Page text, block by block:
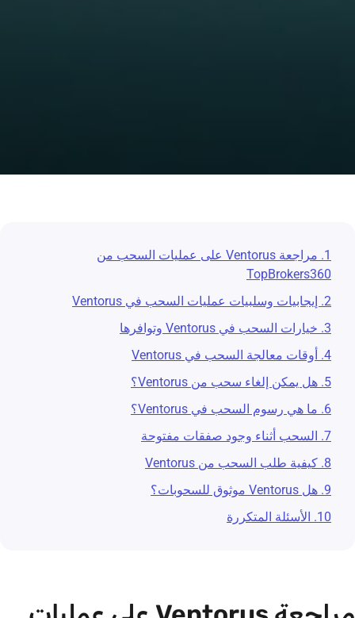
1. مراجعة Ventorus على عمليات السحب من
TopBrokers360
2. إيجابيات وسلبيات عمليات السحب في Ventorus
3. خيارات السحب في Ventorus وتوافرها
4. أوقات معالجة السحب في Ventorus
5. هل يمكن إلغاء سحب من Ventorus؟
6. ما هي رسوم السحب في Ventorus؟
7. السحب أثناء وجود صفقات مفتوحة
8. كيفية طلب السحب من Ventorus
9. هل Ventorus موثوق للسحوبات؟
10. الأسئلة المتكررة